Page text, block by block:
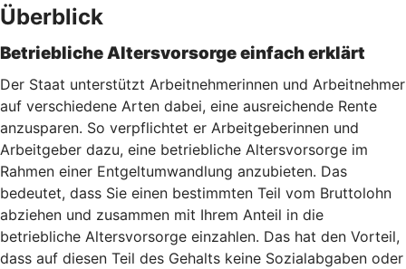
Überblick
Betriebliche Altersvorsorge einfach erklärt
Der Staat unterstützt Arbeitnehmerinnen und Arbeitnehmer
auf verschiedene Arten dabei, eine ausreichende Rente
anzusparen. So verpflichtet er Arbeitgeberinnen und
Arbeitgeber dazu, eine betriebliche Altersvorsorge im
Rahmen einer Entgeltumwandlung anzubieten. Das
bedeutet, dass Sie einen bestimmten Teil vom Bruttolohn
abziehen und zusammen mit Ihrem Anteil in die
betriebliche Altersvorsorge einzahlen. Das hat den Vorteil,
dass auf diesen Teil des Gehalts keine Sozialabgaben oder